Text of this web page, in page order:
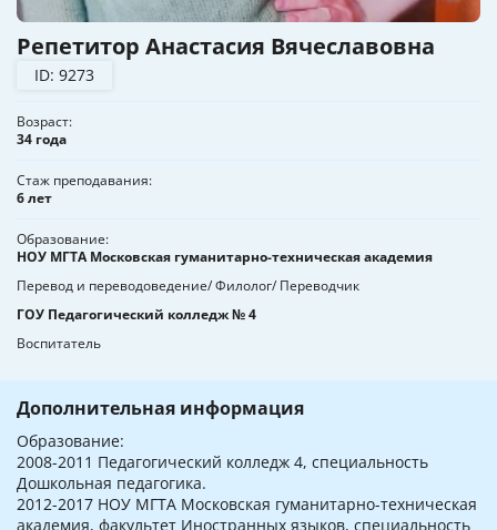
Репетитор Анастасия Вячеславовна
ID: 9273
Возраст
34 года
Стаж преподавания
6 лет
Образование
НОУ МГТА Московская гуманитарно-техническая академия
Перевод и переводоведение/ Филолог/ Переводчик
ГОУ Педагогический колледж № 4
Воспитатель
Дополнительная информация
Образование:
2008-2011 Педагогический колледж 4, специальность
Дошкольная педагогика.
2012-2017 НОУ МГТА Московская гуманитарно-техническая
академия, факультет Иностранных языков, специальность